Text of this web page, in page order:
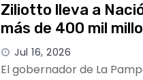
Ziliotto lleva a
más de 400 mil
Jul 16, 2026
El gobernador de La